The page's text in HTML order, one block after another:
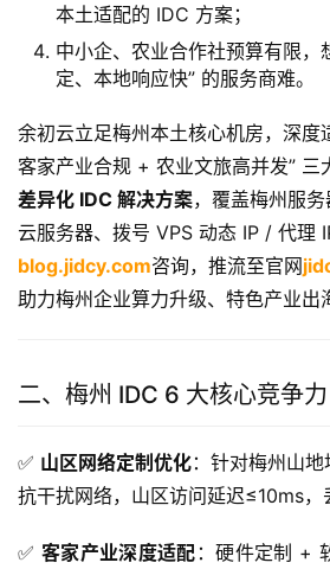
本土适配的 IDC 方案；
中小企、农业合作社预算有限，
定、本地响应快” 的服务商难。
余初云立足梅州本土核心机房，深度
客家产业合规 + 农业文旅高并发” 三
差异化 IDC 解决方案，覆盖梅州服
云服务器、拨号 VPS 动态 IP / 代理
blog.jidcy.com咨询，推流至官网
助力梅州企业算力升级、特色产业出
二、梅州 IDC 6 大核心竞争力
✅ 山区网络定制优化：针对梅州山
抗干扰网络，山区访问延迟≤10ms，
✅ 客家产业深度适配 ：硬件定制 +